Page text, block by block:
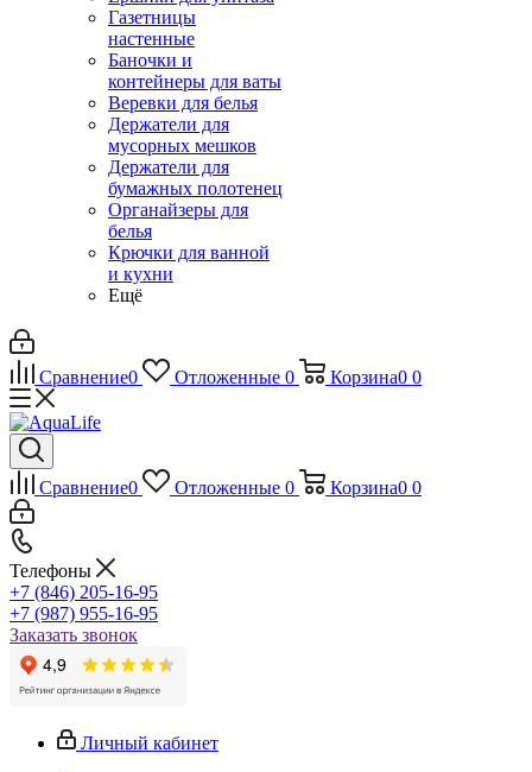
Газетницы
настенные
Баночки и
контейнеры для ваты
Веревки для белья
Держатели для
мусорных мешков
Держатели для
бумажных полотенец
Органайзеры для
белья
Крючки для ванной
и кухни
Ещё
Сравнение0 Отложенные 0 Корзина0 0
Сравнение0 Отложенные 0 Корзина0 0
Телефоны
+7 (846) 205-16-95
+7 (987) 955-16-95
Заказать звонок
Личный кабинет